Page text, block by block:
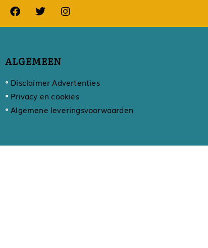
ALGEMEEN
Disclaimer Advertenties
Privacy en cookies
Algemene leveringsvoorwaarden